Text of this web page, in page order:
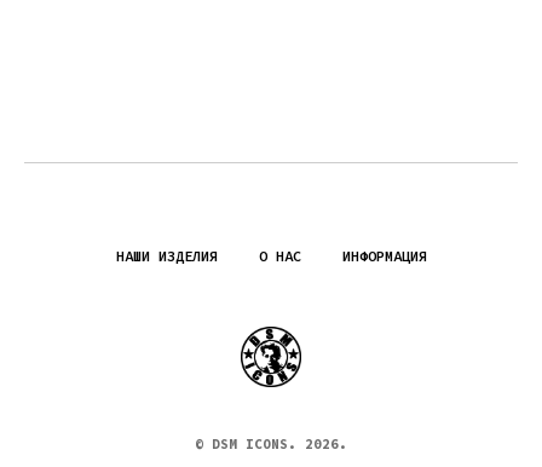
НАШИ ИЗДЕЛИЯ О НАС ИНФОРМАЦИЯ
© DSM ICONS. 2026.